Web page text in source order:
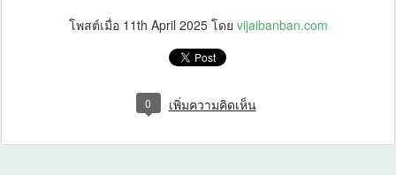
โพสต์เมื่อ 11th April 2025โดย vijaibanban.com
0 เพิ่มความคิดเห็น